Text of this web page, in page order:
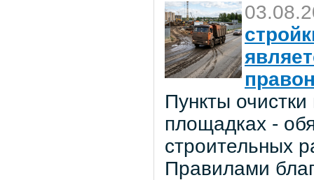
Пункты
площадках -
строительных
Правилами